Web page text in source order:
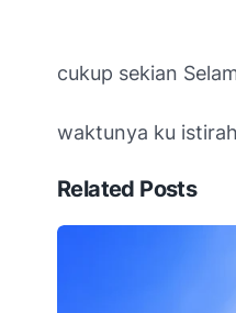
cukup sekian
waktunya ku
Related Posts